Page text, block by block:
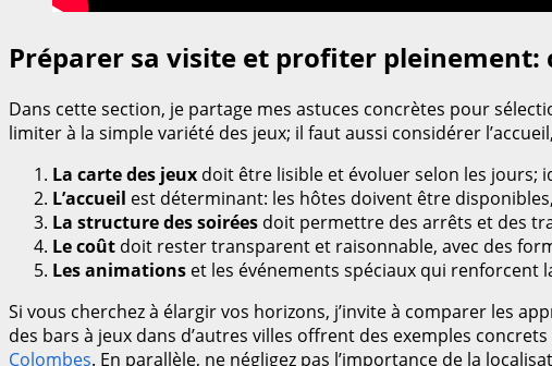
Préparer sa visite et profiter
Dans cette section, je partage mes astuces concrètes pour
limiter à la simple variété des jeux; il faut aussi considérer
La carte des jeux doit être lisible et évoluer selon les jours;
L’accueil est déterminant: les hôtes doivent être
La structure des soirées doit permettre des arrêts et des
Le coût doit rester transparent et raisonnable, avec des
Les animations et les événements spéciaux qui renforcent
Si vous cherchez à élargir vos horizons, j’invite à comparer les
des bars à jeux dans d’autres villes offrent des exemples
Colombes. En parallèle, ne négligez pas l’importance de la